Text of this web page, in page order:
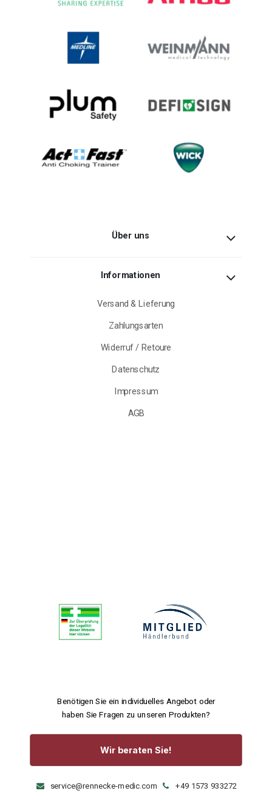
Über uns
Informationen
Versand & Lieferung
Zahlungsarten
Widerruf / Retoure
Datenschutz
Impressum
AGB
Benötigen Sie ein individuelles Angebot oder
haben Sie Fragen zu unseren Produkten?
Wir beraten Sie!
service@rennecke-medic.com +49 1573 933272